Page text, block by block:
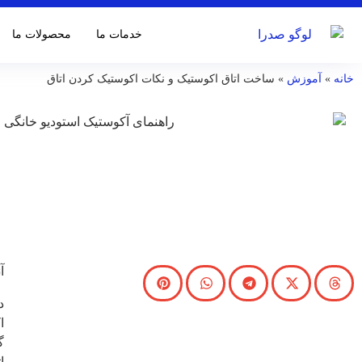
خدمات ما محصولات ما
خانه » آموزش » ساخت اتاق اکوستیک و نکات اکوستیک کردن اتاق